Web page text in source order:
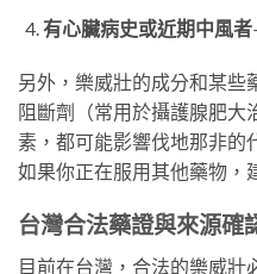
有心臟病史或近期中風者
另外，樂威壯的成分和某些
阻斷劑（常用於攝護腺肥大
素，都可能影響伐地那非的
如果你正在服用其他藥物，
台灣合法藥證與來源確
目前在台灣，合法的樂威壯